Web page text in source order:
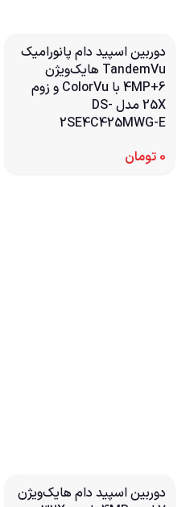
دوربین اسپید دام پانورامیک
TandemVu هایک‌ویژن
6+4MP با ColorVu و زوم
25X مدل DS-
2SE4C425MWG-E
0 تومان
دوربین اسپید دام هایک‌ویژن